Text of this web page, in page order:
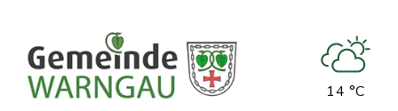
14 °C